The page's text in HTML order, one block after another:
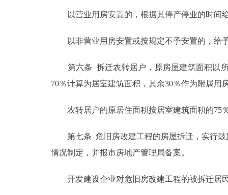
以营业用房安置的，根据其停产停业的时间
以非营业用房安置或按规定不予安置的，给
第六条 拆迁农转居户，原房屋建筑面积以所
70％计算为居室建筑面积，其余30％作为附属用
农转居户的原居住面积按居室建筑面积的75
第七条 危旧房改建工程的房屋拆迁，实行鼓
情况制定，并报市房地产管理局备案。
开发建设企业对危旧房改建工程的被拆迁居